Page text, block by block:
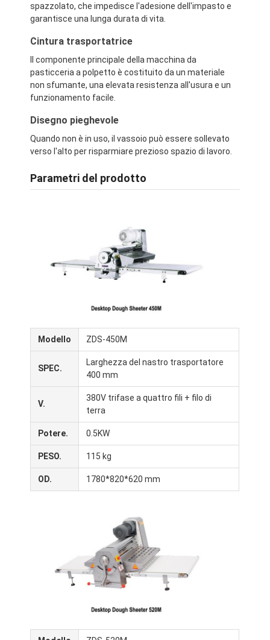
Prodotti
Chi Siamo
Visita alla fabbrica
Controllo della qualità
Contattaci
Notizie
Linea di produzione della panetteria
Miscelatore della farina
spazzolato, che impedisce l'adesione dell'impasto e
garantisce una lunga durata di vita.
Cintura trasportatrice
Il componente principale della macchina da
pasticceria a polpetto è costituito da un materiale
non sfumante, una elevata resistenza all'usura e un
funzionamento facile.
Disegno pieghevole
Quando non è in uso, il vassoio può essere sollevato
verso l'alto per risparmiare prezioso spazio di lavoro.
Parametri del prodotto
Modello ZDS-450M
SPEC.
Larghezza del nastro trasportatore
400 mm
V.
380V trifase a quattro fili + filo di
terra
Potere. 0.5KW
PESO. 115 kg
OD. 1780*820*620 mm